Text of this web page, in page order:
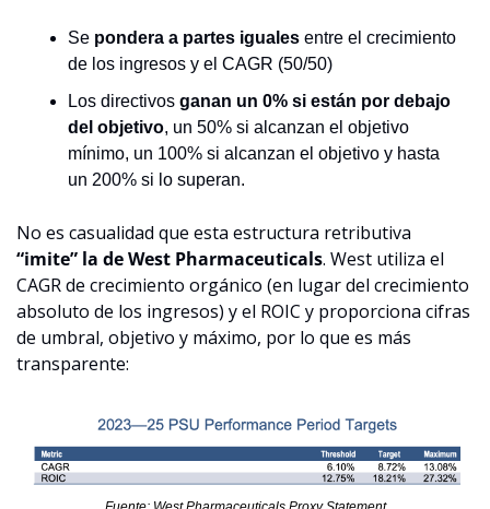
Se pondera a partes iguales entre el crecimiento
de los ingresos y el CAGR (50/50)
Los directivos ganan un 0% si están por debajo
del objetivo, un 50% si alcanzan el objetivo
mínimo, un 100% si alcanzan el objetivo y hasta
un 200% si lo superan.
“imite” la de West Pharmaceuticals. West utiliza el
CAGR de crecimiento orgánico (en lugar del crecimiento
absoluto de los ingresos) y el ROIC y proporciona cifras
de umbral, objetivo y máximo, por lo que es más
transparente: